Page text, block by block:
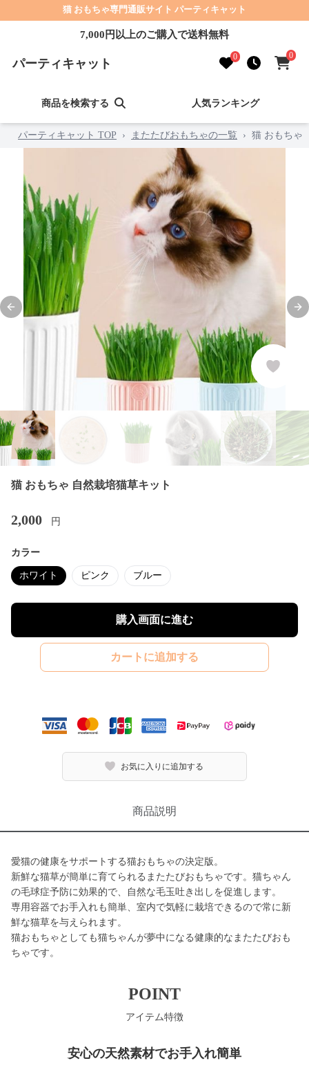
猫 おもちゃ専門通販サイト パーティキャット
7,000円以上のご購入で送料無料
パーティキャット 0 0
商品を検索する 人気ランキング
パーティキャット TOP › またたびおもちゃの一覧 › 猫 おもちゃ
Previous slide
猫 おもちゃ 自然栽培猫草キット
2,000 円
カラー
ホワイト ピンク ブルー
購入画面に進む
カートに追加する
お気に入りに追加する
商品説明
愛猫の健康をサポートする猫おもちゃの決定版。
新鮮な猫草が簡単に育てられるまたたびおもちゃです。猫ちゃん
の毛球症予防に効果的で、自然な毛玉吐き出しを促進します。
専用容器でお手入れも簡単、室内で気軽に栽培できるので常に新
鮮な猫草を与えられます。
猫おもちゃとしても猫ちゃんが夢中になる健康的なまたたびおも
ちゃです。
POINT
アイテム特徴
安心の天然素材でお手入れ簡単